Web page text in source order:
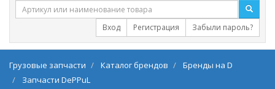
Вход Регистрация Забыли пароль?
Грузовые запчасти Каталог брендов
Бренды на D
Запчасти DePPuL